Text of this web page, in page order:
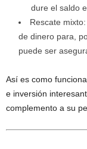
dure el saldo
Rescate
de dinero para,
puede ser
Así es como
e inversión
complemento a su